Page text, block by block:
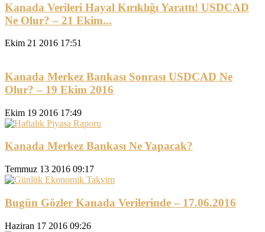
Kanada Verileri Hayal Kırıklığı Yarattı! USDCAD
Ne Olur? – 21 Ekim...
Ekim 21 2016 17:51
Kanada Merkez Bankası Sonrası USDCAD Ne
Olur? – 19 Ekim 2016
Ekim 19 2016 17:49
Kanada Merkez Bankası Ne Yapacak?
Temmuz 13 2016 09:17
Bugün Gözler Kanada Verilerinde – 17.06.2016
Haziran 17 2016 09:26